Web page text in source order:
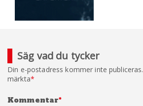
Säg vad du tycker
Din e-postadress kommer inte publiceras.
märkta*
Kommentar*